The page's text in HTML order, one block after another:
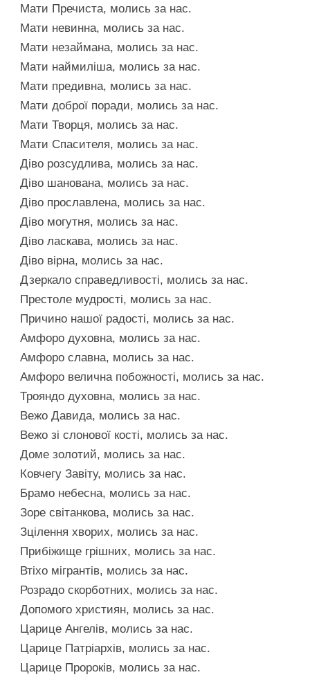
Мати Пречиста, молись за нас.
Мати невинна, молись за нас.
Мати незаймана, молись за нас.
Мати наймиліша, молись за нас.
Мати предивна, молись за нас.
Мати доброї поради, молись за нас.
Мати Творця, молись за нас.
Мати Спасителя, молись за нас.
Діво розсудлива, молись за нас.
Діво шанована, молись за нас.
Діво прославлена, молись за нас.
Діво могутня, молись за нас.
Діво ласкава, молись за нас.
Діво вірна, молись за нас.
Дзеркало справедливості, молись за нас.
Престоле мудрості, молись за нас.
Причино нашої радості, молись за нас.
Амфоро духовна, молись за нас.
Амфоро славна, молись за нас.
Амфоро велична побожності, молись за нас.
Трояндо духовна, молись за нас.
Вежо Давида, молись за нас.
Вежо зі слонової кості, молись за нас.
Доме золотий, молись за нас.
Ковчегу Завіту, молись за нас.
Брамо небесна, молись за нас.
Зоре світанкова, молись за нас.
Зцілення хворих, молись за нас.
Прибіжище грішних, молись за нас.
Втіхо мігрантів, молись за нас.
Розрадо скорботних, молись за нас.
Допомого християн, молись за нас.
Царице Ангелів, молись за нас.
Царице Патріархів, молись за нас.
Царице Пророків, молись за нас.